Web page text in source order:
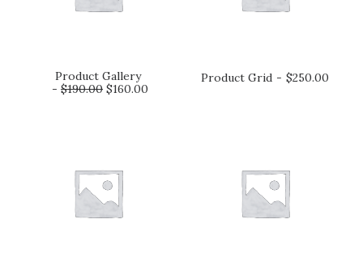
AJOUTER AU PANIER
Product Gallery
$190.00 $160.00 AJOUTER AU PANIER
Product Grid $250.00